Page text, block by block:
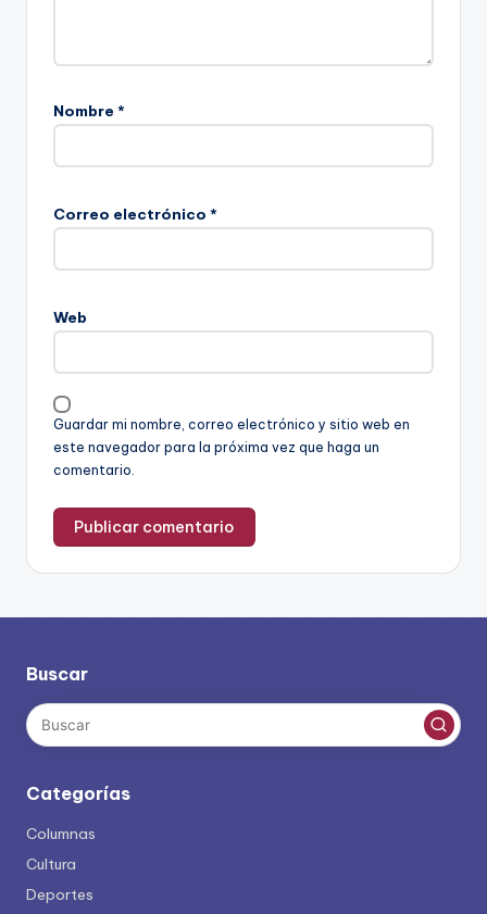
Nombre *
Correo electrónico *
Web
Guardar mi nombre, correo electrónico y sitio web en
este navegador para la próxima vez que haga un
comentario.
Buscar
Categorías
Columnas
Cultura
Deportes